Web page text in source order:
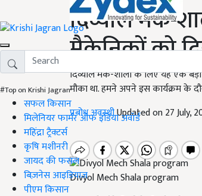
#Top on Krishi Jagran
सफल किसान
मिलेनियर फार्मर ऑफ इंडिया अवॉर्ड
महिंद्रा ट्रैक्टर्स
कृषि मशीनरी
जायद की फसल
बिज़नेस आइडियाज
पीएम किसान
दिव्योल मेक-
मैकेनिकों को
दिव्योल मेक-शाला के लिए यह एक
मौका था. हमने अपने इस कार्यक्रम के
प्रबोध अवस्थीUpdated on 27 July,
Divyol Mech Shala program